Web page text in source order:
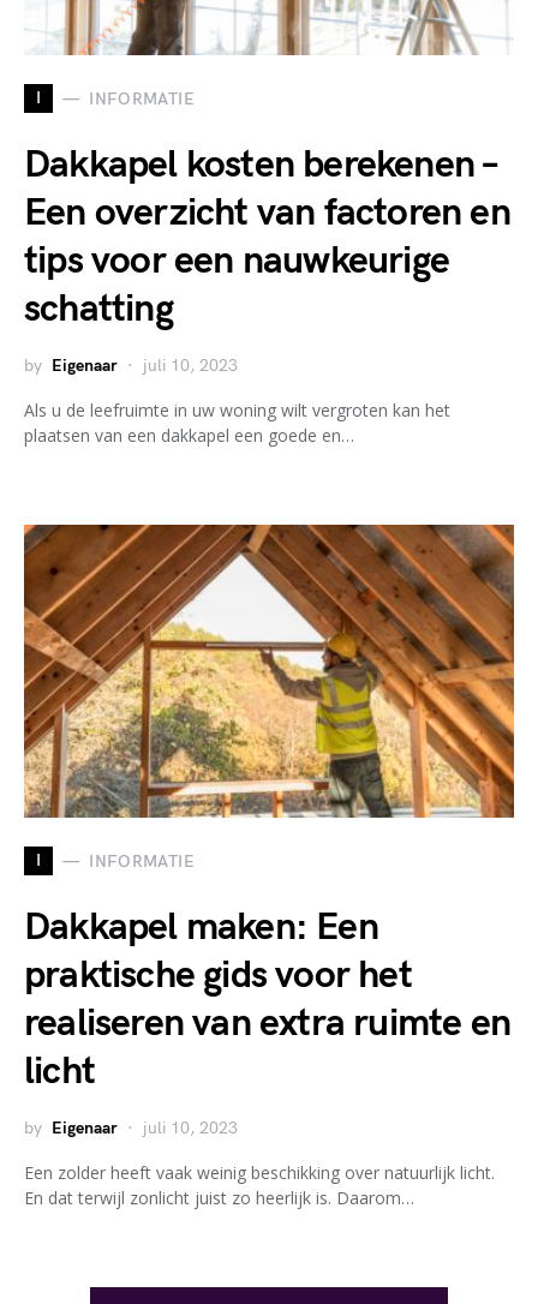
I INFORMATIE
Dakkapel kosten berekenen –
Een overzicht van factoren en
tips voor een nauwkeurige
schatting
by Eigenaar juli 10, 2023
Als u de leefruimte in uw woning wilt vergroten kan het
plaatsen van een dakkapel een goede en…
I INFORMATIE
Dakkapel maken: Een
praktische gids voor het
realiseren van extra ruimte en
licht
by Eigenaar juli 10, 2023
Een zolder heeft vaak weinig beschikking over natuurlijk licht.
En dat terwijl zonlicht juist zo heerlijk is. Daarom…